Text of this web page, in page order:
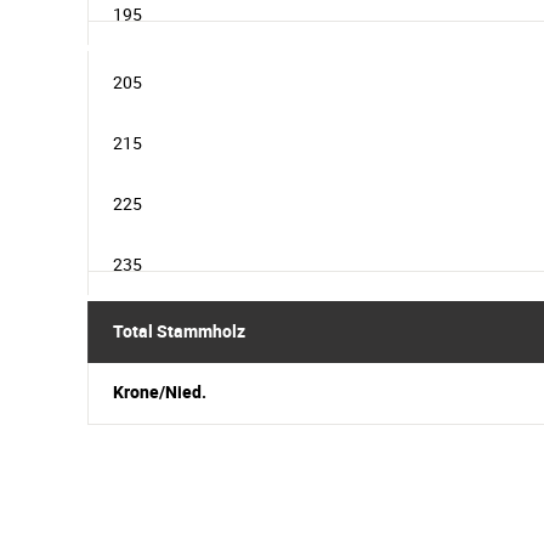
195
205
215
225
235
Total Stammholz
Krone/Nied.